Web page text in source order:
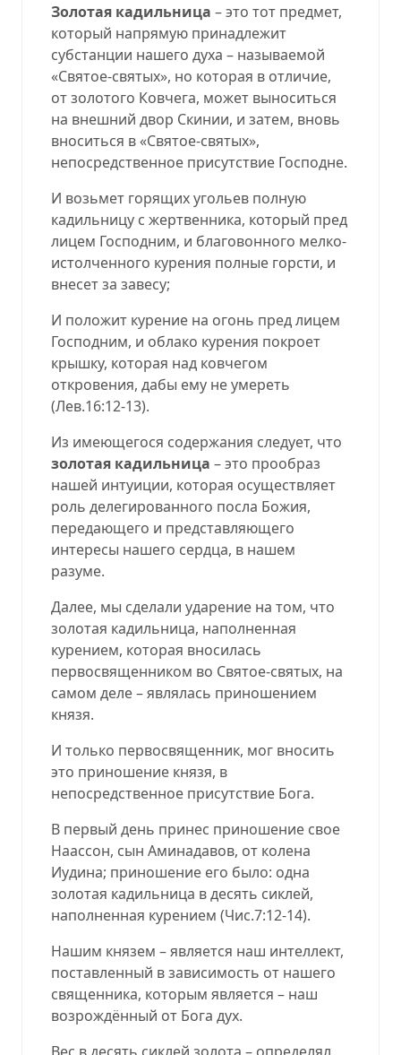
Золотая кадильница – это тот предмет,
который напрямую принадлежит
субстанции нашего духа – называемой
«Святое-святых», но которая в отличие,
от золотого Ковчега, может выноситься
на внешний двор Скинии, и затем, вновь
вноситься в «Святое-святых»,
непосредственное присутствие Господне.
И возьмет горящих угольев полную
кадильницу с жертвенника, который пред
лицем Господним, и благовонного мелко-
истолченного курения полные горсти, и
внесет за завесу;
И положит курение на огонь пред лицем
Господним, и облако курения покроет
крышку, которая над ковчегом
откровения, дабы ему не умереть
(Лев.16:12-13).
Из имеющегося содержания следует, что
золотая кадильница – это прообраз
нашей интуиции, которая осуществляет
роль делегированного посла Божия,
передающего и представляющего
интересы нашего сердца, в нашем
разуме.
Далее, мы сделали ударение на том, что
золотая кадильница, наполненная
курением, которая вносилась
первосвященником во Святое-святых, на
самом деле – являлась приношением
князя.
И только первосвященник, мог вносить
это приношение князя, в
непосредственное присутствие Бога.
В первый день принес приношение свое
Наассон, сын Аминадавов, от колена
Иудина; приношение его было: одна
золотая кадильница в десять сиклей,
наполненная курением (Чис.7:12-14).
Нашим князем – является наш интеллект,
поставленный в зависимость от нашего
священника, которым является – наш
возрождённый от Бога дух.